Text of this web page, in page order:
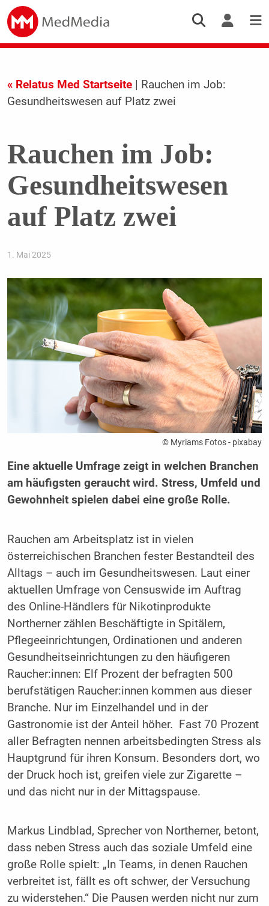
« Relatus Med Startseite| Rauchen im Job:
Gesundheitswesen auf Platz zwei
Rauchen im Job:
Gesundheitswesen
auf Platz zwei
1. Mai 2025
© Myriams Fotos - pixabay
Eine aktuelle Umfrage zeigt in welchen Branchen
am häufigsten geraucht wird. Stress, Umfeld und
Gewohnheit spielen dabei eine große Rolle.
Rauchen am Arbeitsplatz ist in vielen
österreichischen Branchen fester Bestandteil des
Alltags – auch im Gesundheitswesen. Laut einer
aktuellen Umfrage von Censuswide im Auftrag
des Online-Händlers für Nikotinprodukte
Northerner zählen Beschäftigte in Spitälern,
Pflegeeinrichtungen, Ordinationen und anderen
Gesundheitseinrichtungen zu den häufigeren
Raucher:innen: Elf Prozent der befragten 500
berufstätigen Raucher:innen kommen aus dieser
Branche. Nur im Einzelhandel und in der
Gastronomie ist der Anteil höher. Fast 70 Prozent
aller Befragten nennen arbeitsbedingten Stress als
Hauptgrund für ihren Konsum. Besonders dort, wo
der Druck hoch ist, greifen viele zur Zigarette –
und das nicht nur in der Mittagspause.
Markus Lindblad, Sprecher von Northerner, betont,
dass neben Stress auch das soziale Umfeld eine
große Rolle spielt: „In Teams, in denen Rauchen
verbreitet ist, fällt es oft schwer, der Versuchung
zu widerstehen.“ Die Pausen werden nicht nur zum